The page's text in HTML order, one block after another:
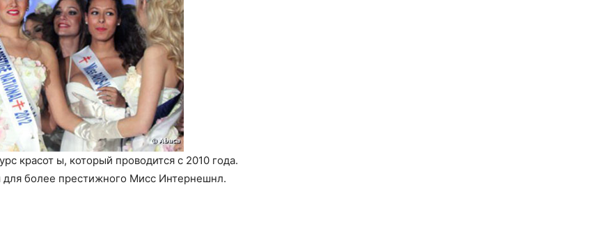
красот ы, который проводится с 2010 года.
для более престижного Мисс Интернешнл.